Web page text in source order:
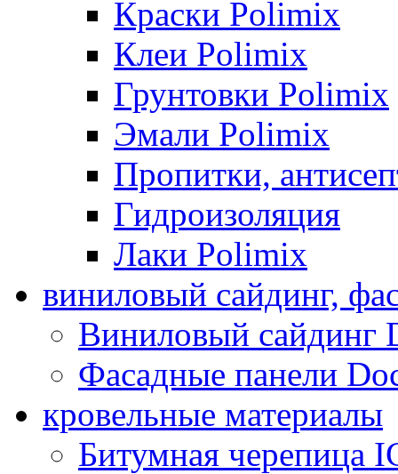
Краски Polimix
Клеи Polimix
Грунтовки Polimix
Эмали Polimix
Пропитки,
Гидроизоляция
Лаки Polimix
виниловый сайдинг,
Виниловый сайдинг
Фасадные панели
кровельные материалы
Битумная черепица